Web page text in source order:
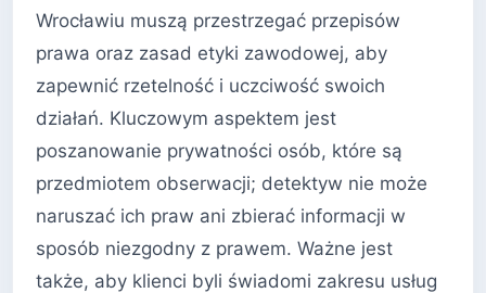
Wrocławiu muszą przestrzegać przepisów
prawa oraz zasad etyki zawodowej, aby
zapewnić rzetelność i uczciwość swoich
działań. Kluczowym aspektem jest
poszanowanie prywatności osób, które są
przedmiotem obserwacji; detektyw nie może
naruszać ich praw ani zbierać informacji w
sposób niezgodny z prawem. Ważne jest
także, aby klienci byli świadomi zakresu usług